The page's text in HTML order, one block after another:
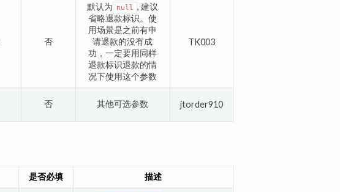
否
默认为 null , 建议
省略退款标识。使
用场景是之前有申
请退款的没有成
功，一定要用同样
退款标识退款的情
况下使用这个参数
TK003
否 其他可选参数 jtorder910
是否必填 描述